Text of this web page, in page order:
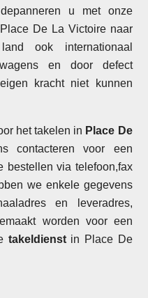
u met onze
De La Victoire naar
ook internationaal
en door defect
kracht niet kunnen
het takelen in Place De
voor een
bestellen via telefoon,fax
we enkele gegevens
en leveradres,
worden voor een
takeldienstin Place De